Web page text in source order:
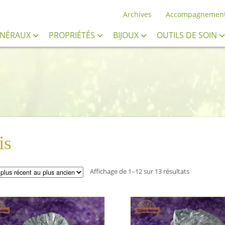
Archives
PROPRIÉTÉS BIJOUX OUTILS DE SOIN
Affichage de 1–12 sur 13 résultatsTrié
récent
au
plus